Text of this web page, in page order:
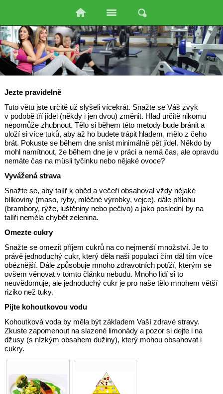
Jezte pravidelně
Tuto větu jste určitě už slyšeli vícekrát. Snažte se Váš zvyk
v podobě tří jídel (někdy i jen dvou) změnit. Hlad určitě nikomu
nepomůže zhubnout. Tělo si během této metody bude bránit a
uloží si více tuků, aby až ho budete trápit hladem, mělo z čeho
brát. Pokuste se během dne sníst minimálně pět jídel. Někdo by
mohl namítnout, že během dne je v práci a nemá čas, ale opravdu
nemáte čas na müsli tyčinku nebo nějaké ovoce?
Vyvážená strava
Snažte se, aby talíř k oběd a večeři obsahoval vždy nějaké
bílkoviny (maso, ryby, mléčné výrobky, vejce), dále přílohu
(brambory, rýže, luštěniny nebo pečivo) a jako poslední by na
talíři neměla chybět zelenina.
Omezte cukry
Snažte se omezit příjem cukrů na co nejmenší množství. Je to
právě jednoduchý cukr, který děla naši populaci čím dál tím více
obéznější. Dále způsobuje mnoho zdravotních potíží, kterým se
ovšem věnovat v tomto článku nebudu. Mnoho lidí si to
neuvědomuje, ale jednoduchý cukr je pro naše tělo mnohem větší
riziko než tuky.
Pijte kohoutkovou vodu
Kohoutková voda by měla být základem Vaší zdravé stravy.
Zkuste zapomenout na slazené limonády a pozor si dejte i na
džusy (s nízkým obsahem dužiny), který mohou obsahovat i
cukry.